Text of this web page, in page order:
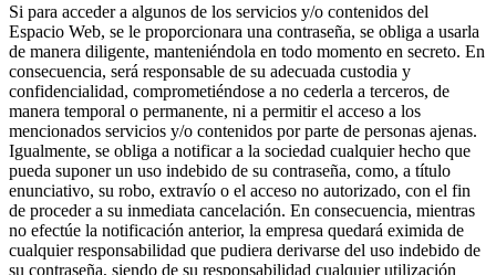
Si para acceder a algunos de los servicios y/o contenidos del
Espacio Web, se le proporcionara una contraseña, se obliga a usarla
de manera diligente, manteniéndola en todo momento en secreto. En
consecuencia, será responsable de su adecuada custodia y
confidencialidad, comprometiéndose a no cederla a terceros, de
manera temporal o permanente, ni a permitir el acceso a los
mencionados servicios y/o contenidos por parte de personas ajenas.
Igualmente, se obliga a notificar a la sociedad cualquier hecho que
pueda suponer un uso indebido de su contraseña, como, a título
enunciativo, su robo, extravío o el acceso no autorizado, con el fin
de proceder a su inmediata cancelación. En consecuencia, mientras
no efectúe la notificación anterior, la empresa quedará eximida de
cualquier responsabilidad que pudiera derivarse del uso indebido de
su contraseña, siendo de su responsabilidad cualquier utilización